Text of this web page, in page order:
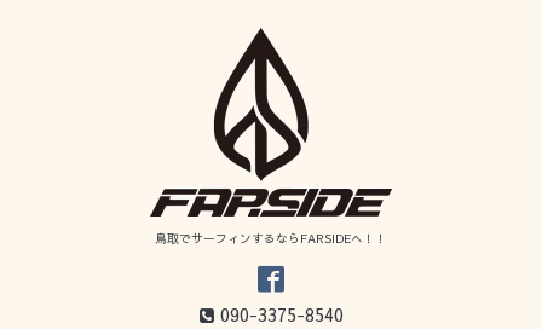
鳥取でサーフィンするならFARSIDEへ！！
090-3375-8540